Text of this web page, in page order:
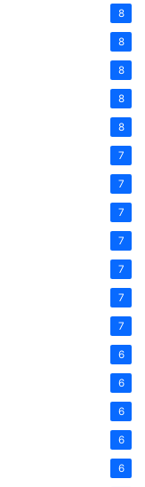
8
8
8
8
8
7
7
7
7
7
7
7
6
6
6
6
6